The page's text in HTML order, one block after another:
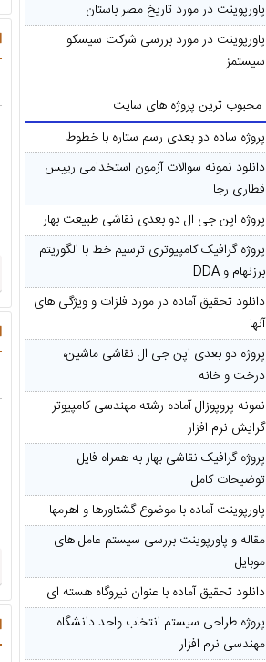
پاورپوینت در مورد تاريخ مصر باستان
پاورپوینت در مورد بررسی شرکت سیسکو
سیستمز
محبوب ترین پروژه های سایت
پروژه ساده دو بعدی رسم ستاره با خطوط
دانلود نمونه سوالات آزمون استخدامی رییس
قطاری رجا
پروژه اپن جی ال دو بعدی نقاشی طبیعت بهار
پروژه گرافیک کامپیوتری ترسیم خط با الگوریتم
برزنهام و DDA
دانلود تحقیق آماده در مورد فلزات و ویژگی های
آنها
پروژه دو بعدی اپن جی ال نقاشی ماشین،
درخت و خانه
نمونه پروپوزال آماده رشته مهندسی کامپیوتر
گرایش نرم افزار
پروژه گرافیک نقاشی بهار به همراه فایل
توضیحات کامل
پاورپوینت آماده با موضوع گشتاورها و اهرمها
مقاله و پاورپوینت بررسی سیستم عامل های
موبایل
دانلود تحقیق آماده با عنوان نیروگاه هسته ای
پروژه طراحی سیستم انتخاب واحد دانشگاه
مهندسی نرم افزار